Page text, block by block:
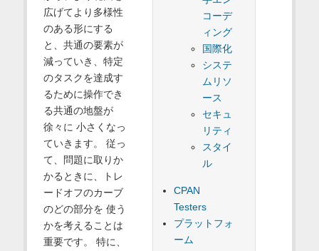
コーデ
ィング
国際化
システ
ムリソ
ース
セキュ
リティ
スタイ
ル
CPAN
Testers
プラットフォ
ーム
広げてより多様性
のある形にする
と、共通の要素が
減っていき、特定
のタスクを達成す
るために操作でき
る共通の地盤が
徐々に 小さくなっ
ていきます。 従っ
て、問題に取りか
かるときに、トレ
ードオフのカーブ
のどの部分を 使う
かを考えることは
重要です。 特に、